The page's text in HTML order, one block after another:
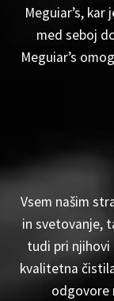
Meguiar’s,
med seboj
Meguiar’s
Vsem našim
in svetovanje,
tudi pri njihovi
kvalitetna
odgovore